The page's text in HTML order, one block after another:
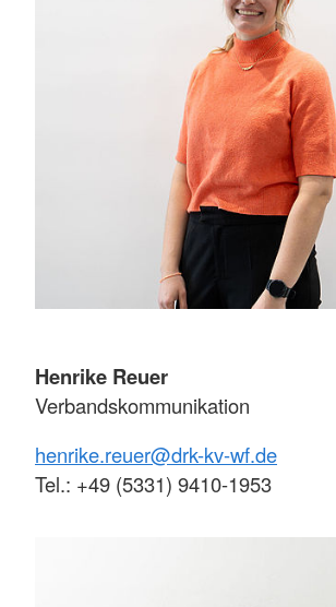
Henrike Reuer
Verbandskommunikation
henrike.reuer@drk-kv-wf.de
Tel.: +49 (5331) 9410-1953